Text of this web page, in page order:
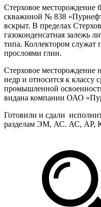
Стерховое месторождение
скважиной № 838
вскрыт. В пределах
газоконденсатная залежь
типа. Коллектором служат
прослоями глин.
Стерховое месторождение
недр и относится к классу
промышленной
видана компании ОАО
Готовили и сдали
разделам ЭМ, АС. АС, АР,